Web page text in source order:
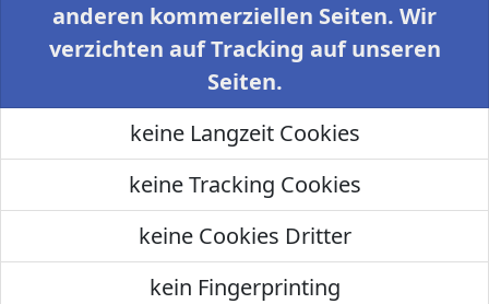
anderen kommerziellen Seiten. Wir
verzichten auf Tracking auf unseren
Seiten.
keine Langzeit Cookies
keine Tracking Cookies
keine Cookies Dritter
kein Fingerprinting